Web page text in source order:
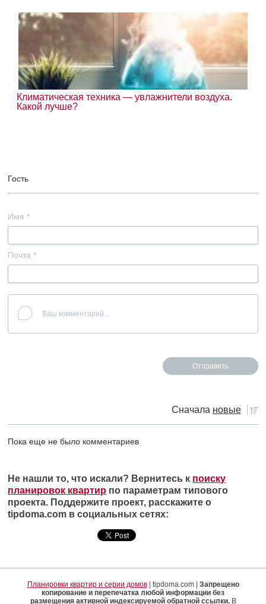
Климатическая техника — увлажнители воздуха.
Какой лучше?
Гость
Имя *
Почта *
Сначала новые
Пока еще не было комментариев
Не нашли то, что искали? Вернитесь к поиску
планировок квартир по параметрам типового
проекта. Поддержите проект, расскажите о
tipdoma.com в социальных сетях:
Планировки квартир и серии домов| tipdoma.com | Запрещено
копирование и перепечатка любой информации без
размещения активной индексируемой обратной ссылки.В